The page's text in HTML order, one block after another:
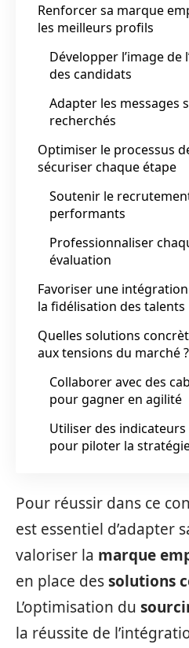
Renforcer sa marque
les meilleurs profils
Développer l’image de
des candidats
Adapter les messages
recherchés
Optimiser le processus
sécuriser chaque étape
Soutenir le
performants
Professionnaliser
évaluation
Favoriser une
la fidélisation des talents
Quelles solutions
aux tensions du marché ?
Collaborer avec des
pour gagner en agilité
Utiliser des
pour piloter la
Pour réussir dans ce
est essentiel d’adapter
valoriser la marque
en place dessolutions
L’optimisation du
la réussite de